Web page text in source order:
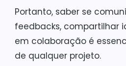
Portanto, saber se
feedbacks, compartilhar
em colaboração é
de qualquer projeto.